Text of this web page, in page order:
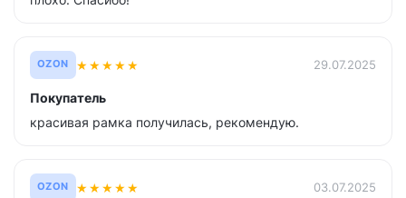
OZON ★★★★★ 29.07.2025
Покупатель
красивая рамка получилась, рекомендую.
OZON ★★★★★ 03.07.2025